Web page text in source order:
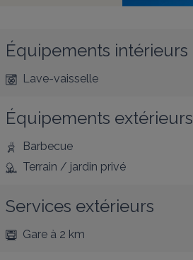
Équipements intérieurs
Lave-vaisselle
Équipements extérieurs
Barbecue
Terrain / jardin privé
Services extérieurs
Gare à 2 km